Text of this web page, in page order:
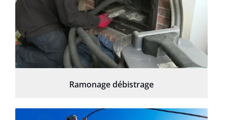
Ramonage débistrage